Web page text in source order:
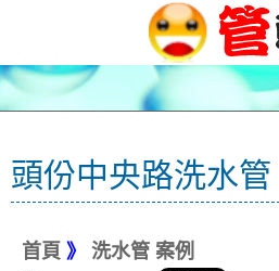
頭份中央路洗水管
首頁 》 洗水管 案例